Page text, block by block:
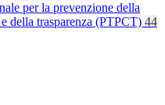
per la prevenzione della
della trasparenza (PTPCT) 44